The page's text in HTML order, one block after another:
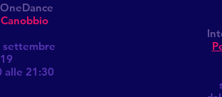
settembre
alle 21:30